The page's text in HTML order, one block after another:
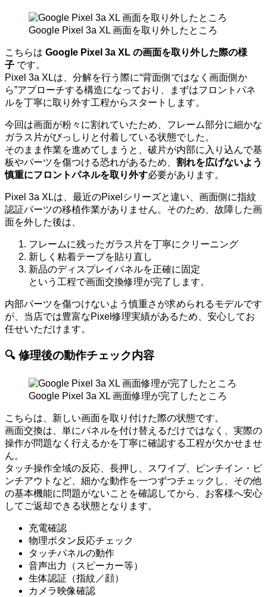
Google Pixel 3a XL 画面を取り外したところ
こちらは Google Pixel 3a XL の画面を取り外した際の様
子 です。
Pixel 3a XLは、分解を行う際に“背面側ではなく画面側か
ら”アプローチする構造になっており、まずはフロントパネ
ルを丁寧に取り外す工程からスタートします。
今回は画面が粉々に割れていたため、フレーム部分に細かな
ガラス片がびっしりと付着している状態でした。
そのまま作業を進めてしまうと、破片が内部に入り込んで基
板やパーツを傷つける恐れがあるため、 割れを広げないよう
慎重にフロントパネルを取り外す必要があります。
Pixel 3a XLは、最近のPixelシリーズと違い、画面側に指紋
認証パーツの移植作業がありません。そのため、故障した画
面を外した後は、
フレームに残ったガラス片を丁寧にクリーニング
新しく粘着テープを貼り直し
新品のディスプレイパネルを正確に固定
という工程で画面交換修理が完了します。
内部パーツを傷つけないよう慎重さが求められるモデルです
が、当店では豊富なPixel修理実績があるため、安心してお
任せいただけます。
🔍 修理後の動作チェック内容
Google Pixel 3a XL 画面修理が完了したところ
こちらは、新しい画面を取り付けた際の状態です。
画面交換は、単にパネルを付け替えるだけではなく、実際の
操作が問題なく行えるかを丁寧に確認する工程が欠かせませ
ん。
タッチ操作全域の反応、長押し、スワイプ、ピンチイン・ピ
ンチアウトなど、細かな動作を一つずつチェックし、その他
の基本機能に問題がないことを確認してから、お客様へ安心
してご返却できる状態となります。
充電確認
物理ボタン反応チェック
タッチパネルの動作
音声出力（スピーカー等）
生体認証（指紋／顔）
カメラ映像確認